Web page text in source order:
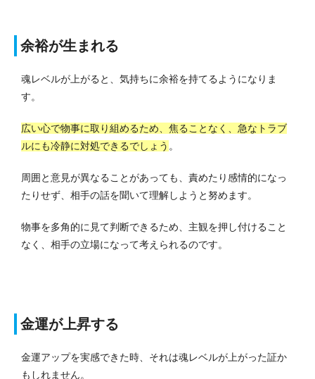
余裕が生まれる
魂レベルが上がると、気持ちに余裕を持てるようになりま
す。
広い心で物事に取り組めるため、焦ることなく、急なトラブ
ルにも冷静に対処できるでしょう 。
周囲と意見が異なることがあっても、責めたり感情的になっ
たりせず、相手の話を聞いて理解しようと努めます。
物事を多角的に見て判断できるため、主観を押し付けること
なく、相手の立場になって考えられるのです。
金運が上昇する
金運アップを実感できた時、それは魂レベルが上がった証か
もしれません。